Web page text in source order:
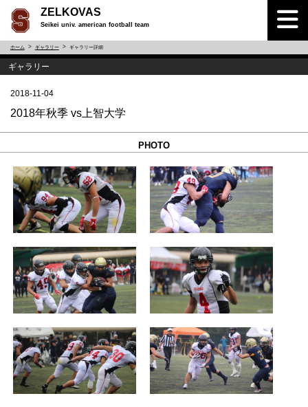
ZELKOVAS
Seikei univ. american football team
ホーム ギャラリー ギャラリー詳細
ギャラリー
2018-11-04
2018年秋季 vs上智大学
PHOTO